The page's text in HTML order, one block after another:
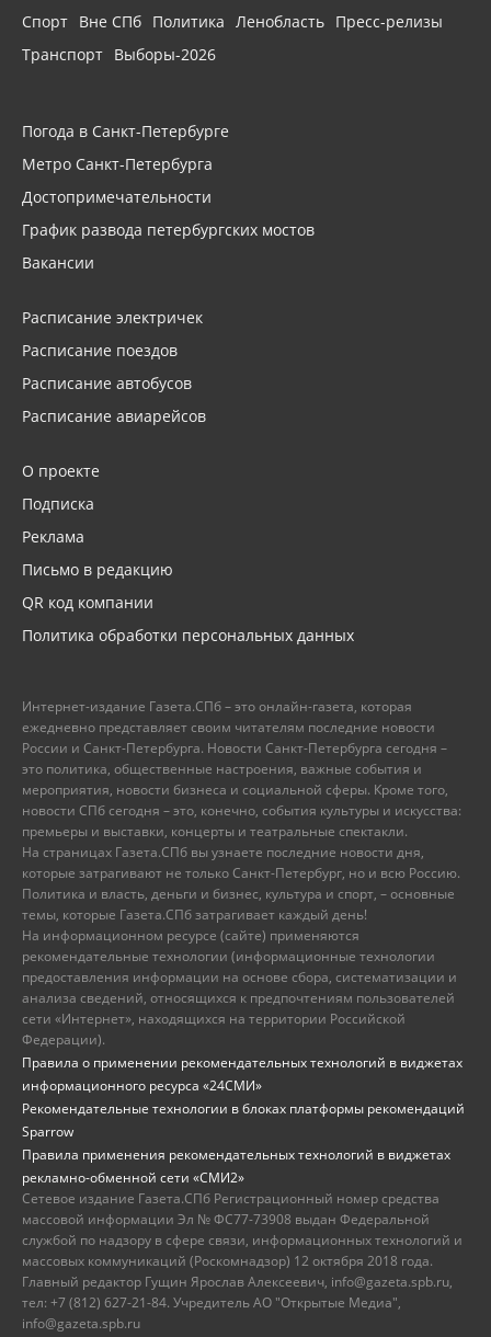
Спорт Вне СПб Политика Ленобласть Пресс-релизы
Транспорт Выборы-2026
Погода в Санкт-Петербурге
Метро Санкт-Петербурга
Достопримечательности
График развода петербургских мостов
Вакансии
Расписание электричек
Расписание поездов
Расписание автобусов
Расписание авиарейсов
О проекте
Подписка
Реклама
Письмо в редакцию
QR код компании
Политика обработки персональных данных
Интернет-издание Газета.СПб – это онлайн-газета, которая
ежедневно представляет своим читателям последние новости
России и Санкт-Петербурга. Новости Санкт-Петербурга сегодня –
это политика, общественные настроения, важные события и
мероприятия, новости бизнеса и социальной сферы. Кроме того,
новости СПб сегодня – это, конечно, события культуры и искусства:
премьеры и выставки, концерты и театральные спектакли.
На страницах Газета.СПб вы узнаете последние новости дня,
которые затрагивают не только Санкт-Петербург, но и всю Россию.
Политика и власть, деньги и бизнес, культура и спорт, – основные
темы, которые Газета.СПб затрагивает каждый день!
На информационном ресурсе (сайте) применяются
рекомендательные технологии (информационные технологии
предоставления информации на основе сбора, систематизации и
анализа сведений, относящихся к предпочтениям пользователей
сети «Интернет», находящихся на территории Российской
Федерации).
Правила о применении рекомендательных технологий в виджетах
информационного ресурса «24СМИ»
Рекомендательные технологии в блоках платформы рекомендаций
Sparrow
Правила применения рекомендательных технологий в виджетах
рекламно-обменной сети «СМИ2»
Сетевое издание Газета.СПб Регистрационный номер средства
массовой информации Эл № ФС77-73908 выдан Федеральной
службой по надзору в сфере связи, информационных технологий и
массовых коммуникаций (Роскомнадзор) 12 октября 2018 года.
Главный редактор Гущин Ярослав Алексеевич, info@gazeta.spb.ru,
тел: +7 (812) 627-21-84. Учредитель АО "Открытые Медиа",
info@gazeta.spb.ru